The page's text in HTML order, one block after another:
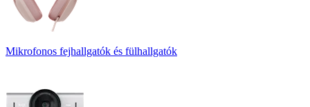
Mikrofonos fejhallgatók és fülhallgatók